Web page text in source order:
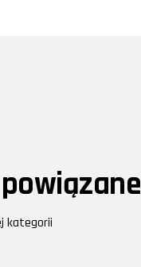
kategorii